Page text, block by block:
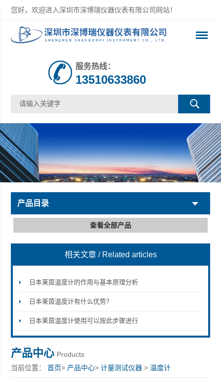
您好，欢迎进入深圳市深博瑞仪器仪表有限公司网站！
深圳市深博瑞仪器仪表有限公司
服务热线：
13510633860
产品目录
查看全部产品
相关文章 / Related articles
日本莱茵温度计的作用与基本原理分析
日本莱茵温度计有什么优势？
日本莱茵温度计使用可以按此步骤进行
产品中心 Products
当前位置：首页> 产品中心>计量测试仪器 >温度计